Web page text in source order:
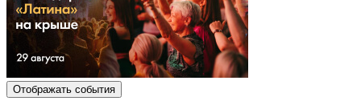
Отображать события